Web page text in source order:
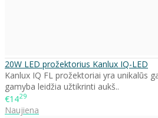
20W LED prožektorius Kanlux IQ-LED
Kanlux IQ FL prožektoriai yra unikalūs
gamyba leidžia užtikrinti aukš..
€1429
Naujiena